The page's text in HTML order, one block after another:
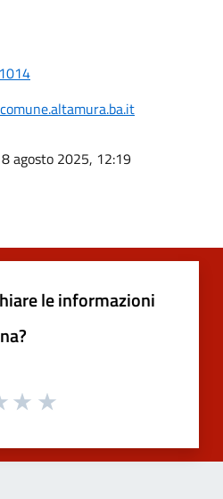
8 agosto 2025, 12:19
le informazioni